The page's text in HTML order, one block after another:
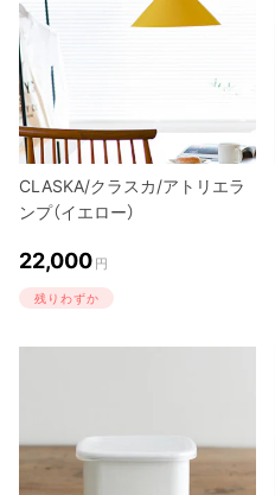
CLASKA/クラスカ/アトリエラ
ンプ（イエロー）
22,000 円
残りわずか